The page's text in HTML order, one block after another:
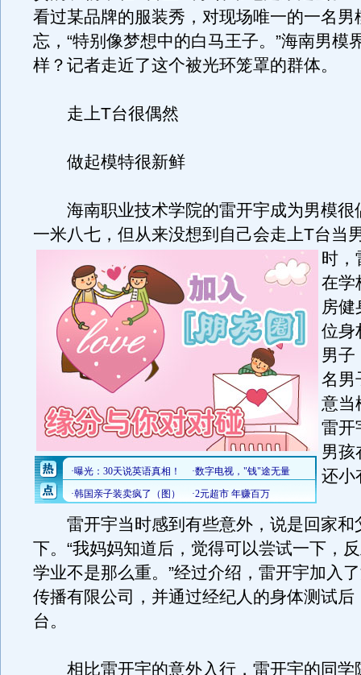
看过某品牌的服装秀，对现场唯一的一名男
忘，“特别像梦想中的白马王子。”海南男模
样？记者走近了这个被光环笼罩的群体。
走上T台很偶然
做起模特很新鲜
海南职业技术学院的雷开宇成为男模很
一米八七，但从来没想到自己会走上T台当
时，
在学
房健
位身
男子
名男
意当
雷开
男孩
还小
雷开宇当时感到有些意外，说是回家和
下。“我妈妈知道后，觉得可以尝试一下，
学业不是那么重。”经过介绍，雷开宇加入
传播有限公司，并通过经纪人的身体测试后
台。
相比雷开宇的意外入行，雷开宇的同学